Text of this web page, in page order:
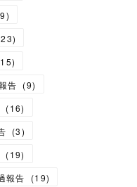
9)
23)
15)
告 (9)
(16)
(3)
(19)
報告
(19)